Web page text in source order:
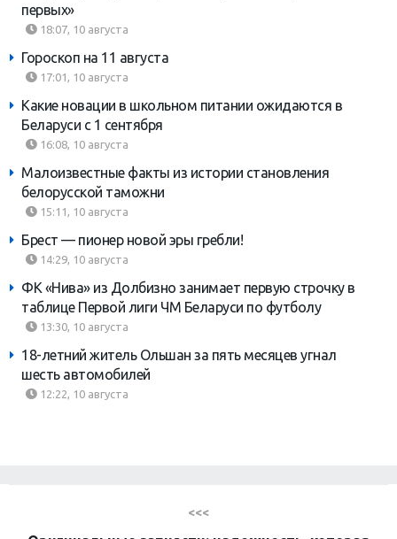
первых»
18:07, 10 августа
Гороскоп на 11 августа
17:01, 10 августа
Какие новации в школьном питании ожидаются в
Беларуси с 1 сентября
16:08, 10 августа
Малоизвестные факты из истории становления
белорусской таможни
15:11, 10 августа
Брест — пионер новой эры гребли!
14:29, 10 августа
ФК «Нива» из Долбизно занимает первую строчку в
таблице Первой лиги ЧМ Беларуси по футболу
13:30, 10 августа
18-летний житель Ольшан за пять месяцев угнал
шесть автомобилей
12:22, 10 августа
<<<